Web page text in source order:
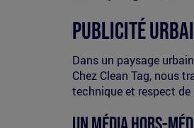
Publicité
Dans un paysage
Chez Clean Tag, nous
technique et respect